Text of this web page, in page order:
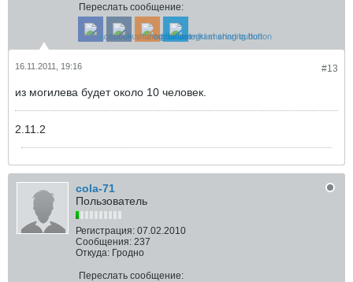
Переслать сообщение:
#13
16.11.2011, 19:16
из могилева будет около 10 человек.
2.11.2
cola-71
Пользователь
Регистрация: 07.02.2010
Сообщения: 237
Откуда: Гродно
Переслать сообщение: